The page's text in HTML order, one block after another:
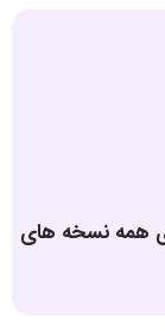
همه نسخه های